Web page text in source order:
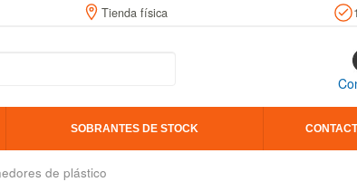
Tienda física
SOBRANTES DE STOCK
de plástico